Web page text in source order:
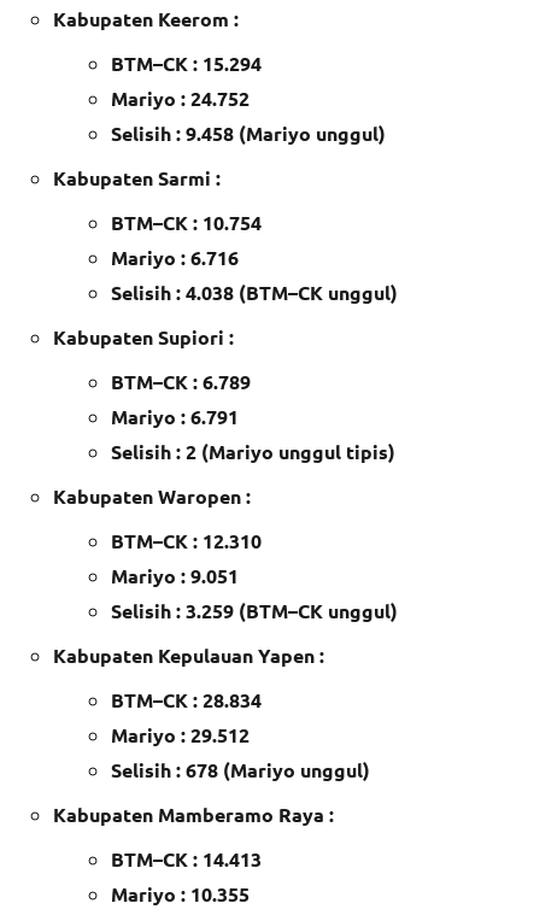
Kabupaten Keerom :
BTM–CK : 15.294
Mariyo : 24.752
Selisih : 9.458 (Mariyo unggul)
Kabupaten Sarmi :
BTM–CK : 10.754
Mariyo : 6.716
Selisih : 4.038 (BTM–CK unggul)
Kabupaten Supiori :
BTM–CK : 6.789
Mariyo : 6.791
Selisih : 2 (Mariyo unggul tipis)
Kabupaten Waropen :
BTM–CK : 12.310
Mariyo : 9.051
Selisih : 3.259 (BTM–CK unggul)
Kabupaten Kepulauan Yapen :
BTM–CK : 28.834
Mariyo : 29.512
Selisih : 678 (Mariyo unggul)
Kabupaten Mamberamo Raya :
BTM–CK : 14.413
Mariyo : 10.355